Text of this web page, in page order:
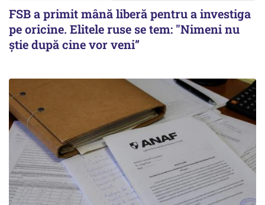
FSB a primit mână liberă pentru a investiga
pe oricine. Elitele ruse se tem: "Nimeni nu
știe după cine vor veni”